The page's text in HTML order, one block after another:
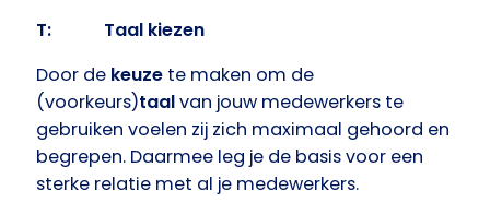
T: Taal kiezen
Door de keuze te maken om de
(voorkeurs)taalvan jouw medewerkers te
gebruiken voelen zij zich maximaal gehoord en
begrepen. Daarmee leg je de basis voor een
sterke relatie met al je medewerkers.